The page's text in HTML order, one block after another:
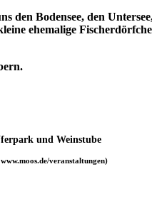
den Bodensee, den
ehemalige
und Weinstube
veranstaltungen)